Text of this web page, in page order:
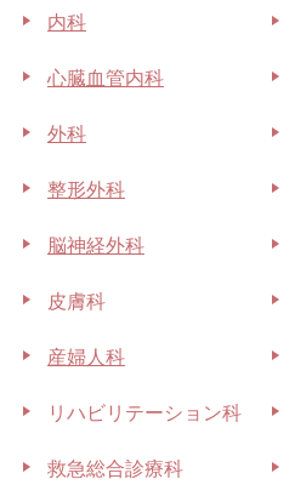
内科
心臓血管内科
外科
整形外科
脳神経外科
皮膚科
産婦人科
リハビリテーション科
救急総合診療科